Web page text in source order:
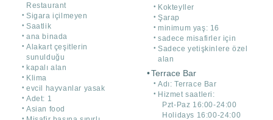
Restaurant
Sigara içilmeyen
Saatlik
ana binada
Alakart çeşitlerin
sunulduğu
kapalı alan
Klima
evcil hayvanlar yasak
Adet: 1
Asian food
Kokteyller
Şarap
minimum yaş: 16
sadece misafirler için
Sadece yetişkinlere özel
alan
Terrace Bar
Adı: Terrace Bar
Hizmet saatleri:
Pzt-Paz 16:00-24:00
Holidays 16:00-24:00